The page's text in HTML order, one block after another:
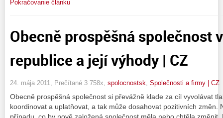
Pokračovanie článku
Obecně prospěšná společnost
republice a její výhody | CZ
24. mája 2011, Prečítané 3 758x, spolocnostsk Společnosti a firmy | CZ
Obecně prospěšná společnost si převážně klade za cíl vyvolávat
koordinovat a uplatňovat, a tak může dosahovat pozitivních změn.